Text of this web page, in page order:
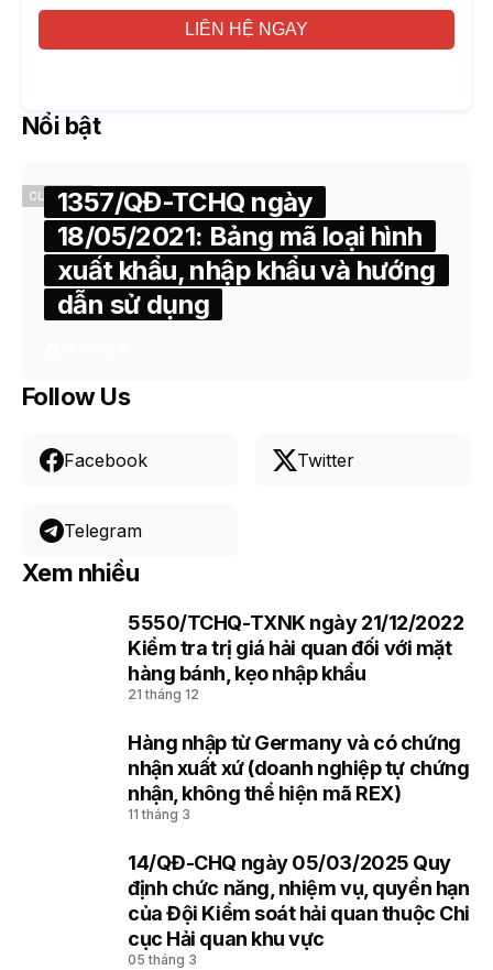
LIÊN HỆ NGAY
Nổi bật
CUSTOMS1357/QĐ-TCHQ ngày
18/05/2021: Bảng mã loại hình
xuất khẩu, nhập khẩu và hướng
dẫn sử dụng
Follow Us
Facebook Twitter
Telegram
Xem nhiều
5550/TCHQ-TXNK ngày 21/12/2022
Kiểm tra trị giá hải quan đối với mặt
hàng bánh, kẹo nhập khẩu
21 tháng 12
Hàng nhập từ Germany và có chứng
nhận xuất xứ (doanh nghiệp tự chứng
nhận, không thể hiện mã REX)
11 tháng 3
14/QĐ-CHQ ngày 05/03/2025 Quy
định chức năng, nhiệm vụ, quyền hạn
của Đội Kiểm soát hải quan thuộc Chi
cục Hải quan khu vực
05 tháng 3